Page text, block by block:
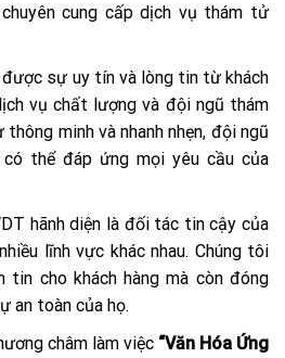
cung cấp dịch vụ thám tử
được sự uy tín và lòng tin từ khách
vụ chất lượng và đội ngũ thám
minh và nhanh nhẹn, đội ngũ
thể đáp ứng mọi yêu cầu của
hãnh diện là đối tác tin cậy của
lĩnh vực khác nhau. Chúng tôi
tin cho khách hàng mà còn đóng
an toàn của họ.
châm làm việc “Văn Hóa Ứng